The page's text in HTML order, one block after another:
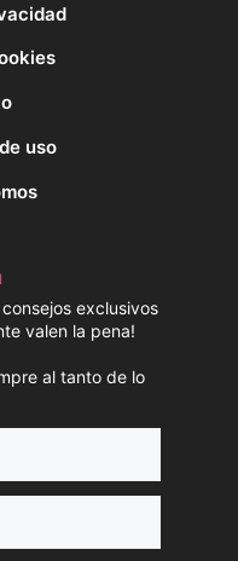
uso
exclusivos
valen la pena!
al tanto de lo